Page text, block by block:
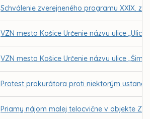
Schválenie zverejneného programu XXIX.
VZN mesta Košice Určenie názvu ulice „Ulica
VZN mesta Košice Určenie názvu ulice
Protest prokurátora proti niektorým
Priamy nájom malej telocvične v objekte